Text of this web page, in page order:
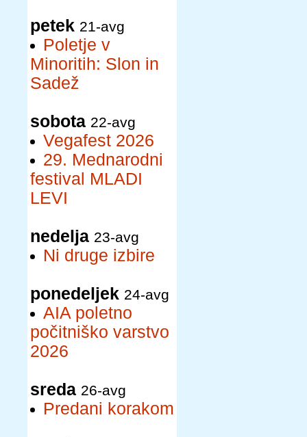
petek 21-avg
Poletje v
Minoritih: Slon in
Sadež
sobota 22-avg
Vegafest 2026
29. Mednarodni
festival MLADI
LEVI
nedelja 23-avg
Ni druge izbire
ponedeljek 24-avg
AIA poletno
počitniško varstvo
2026
sreda 26-avg
Predani korakom